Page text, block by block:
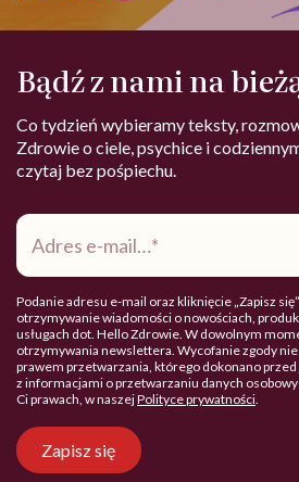
Bądź z nami na
Co tydzień wybieramy teksty,
Zdrowie o ciele, psychice i
czytaj bez pośpiechu.
Adres
mail*
Podanie adresu e-mail oraz kliknięcie „Zapisz
otrzymywanie wiadomości o nowościach,
usługach dot. Hello Zdrowie. W dowolnym
otrzymywania newslettera. Wycofanie zgody nie
prawem przetwarzania, którego dokonano
z informacjami o przetwarzaniu danych
Ci prawach, w naszejPolityce prywatności.
Zapisz się